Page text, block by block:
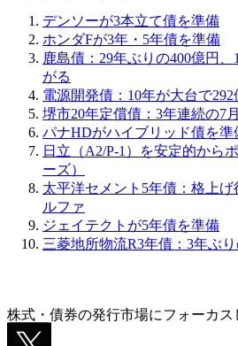
デンソーが3本立て債を準備
ホンダFが3年・5年債を準備
鹿島債：29年ぶりの400億円
がる
電源開発債：10年が大台で
堺市20年定償債：3年連続の7月
パナHDがハイブリッド債を準
日立（A2/P-1）を安定的から
ーズ）
太平洋セメント5年債：格上
ルファ
ジェイテクトが5年債を準備
三菱地所物流R3年債：3年ぶ
株式・債券の発行市場にフォーカス